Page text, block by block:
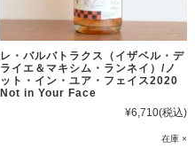
レ・バルバトラクス（イザベル・デ
ライエ＆マキシム・ランネイ）/ノ
ット・イン・ユア・フェイス2020
Not in Your Face
¥6,710(税込)
在庫 ×